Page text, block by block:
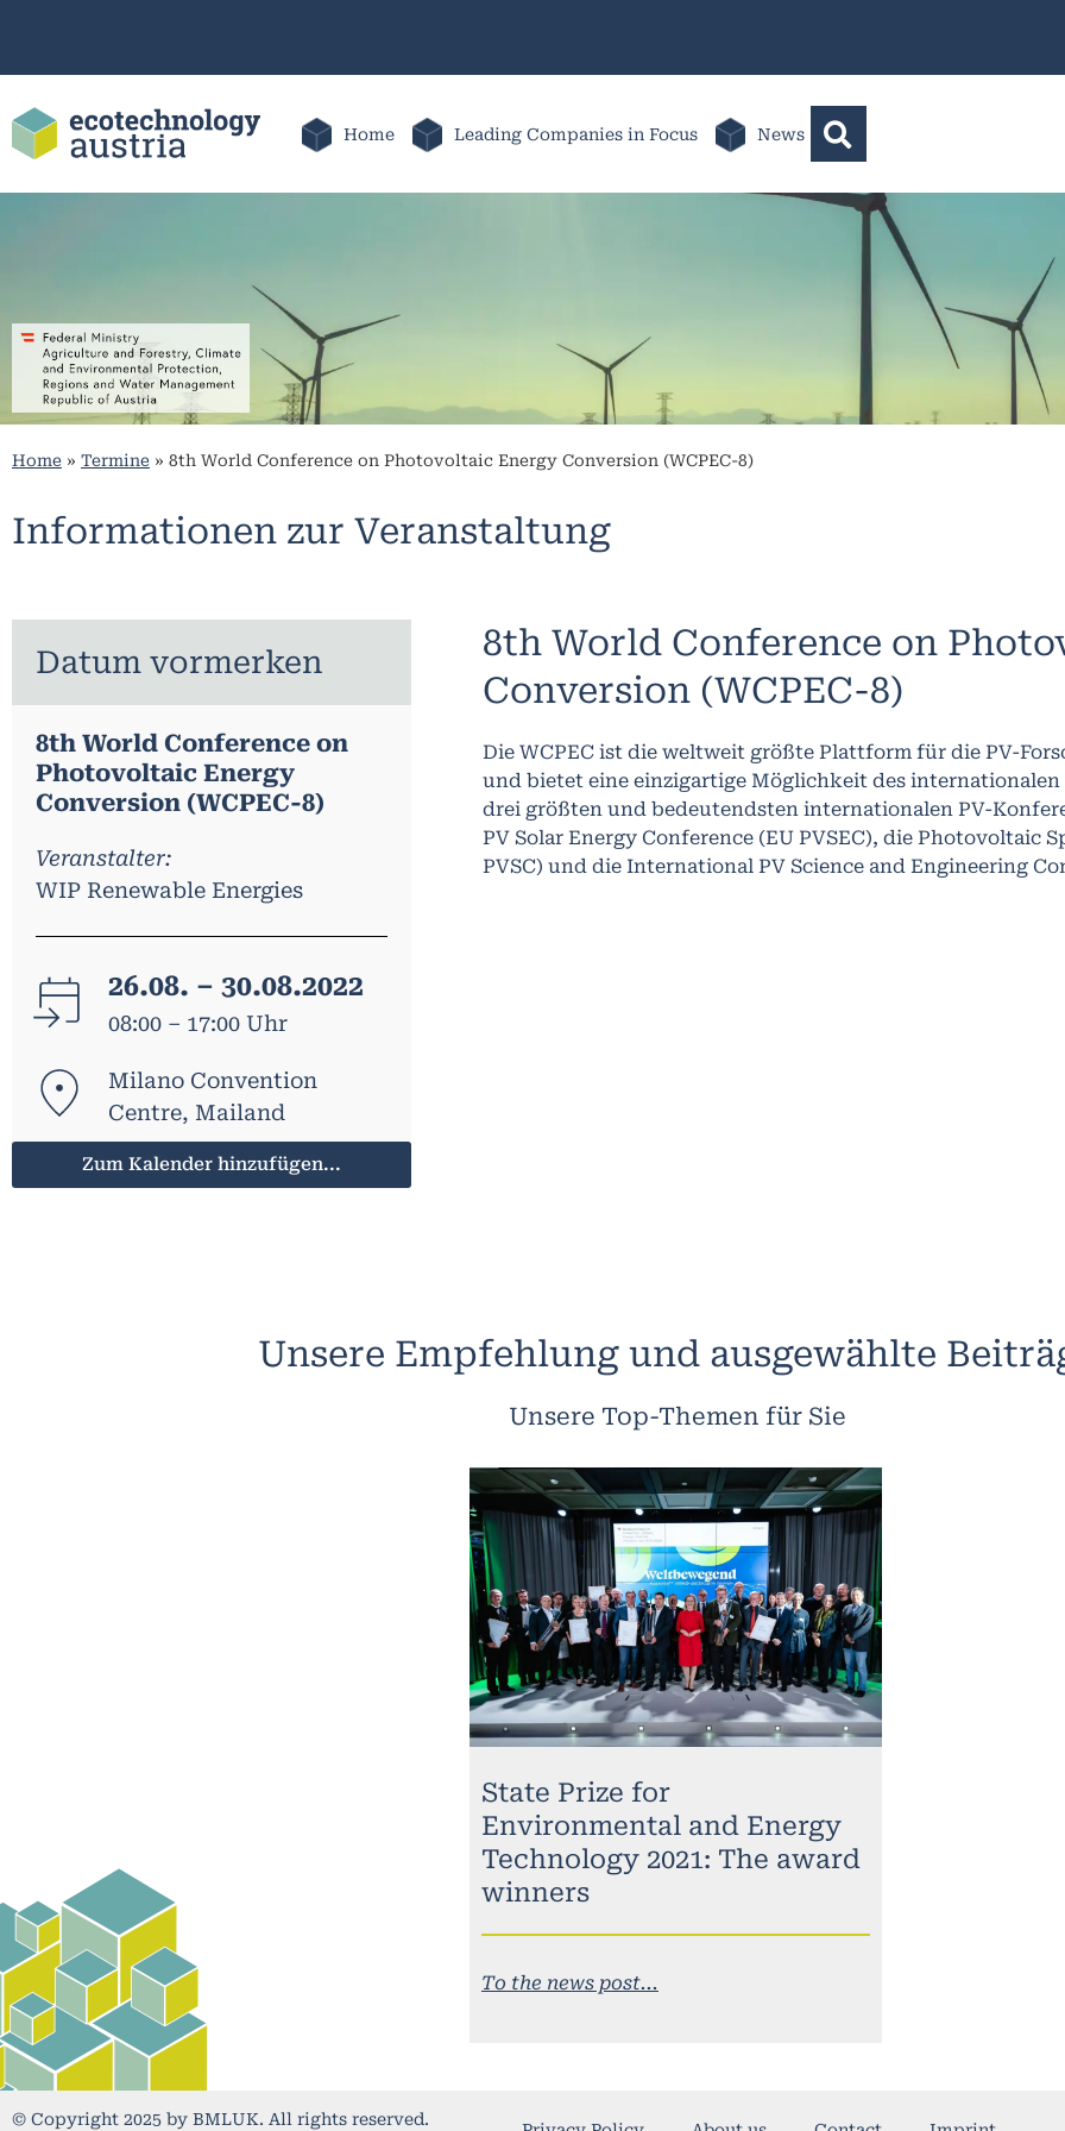
Home Leading Companies in Focus News
Home » Termine » 8th World Conference on Photovoltaic Energy Conversion (WCPEC-8)
Informationen zur Veranstaltung
Datum vormerken
8th World Conference on
Photovoltaic Energy
Conversion (WCPEC-8)
Veranstalter:
WIP Renewable Energies
26.08. – 30.08.2022
08:00 – 17:00 Uhr
Milano Convention
Centre, Mailand
Zum Kalender hinzufügen...
8th World Conference on
Conversion (WCPEC-8)
Die WCPEC ist die weltweit größte Plattform für die PV-
und bietet eine einzigartige Möglichkeit des internationalen
drei größten und bedeutendsten internationalen PV-
PV Solar Energy Conference (EU PVSEC), die Photovoltaic
PVSC) und die International PV Science and Engineering
Unsere Empfehlung und ausgewählte
Unsere Top-Themen für Sie
State Prize for
Environmental and Energy
Technology 2021: The award
winners
To the news post...
© Copyright 2025 by BMLUK. All rights reserved.